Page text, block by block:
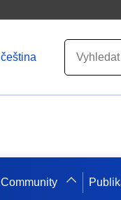
čeština
Community